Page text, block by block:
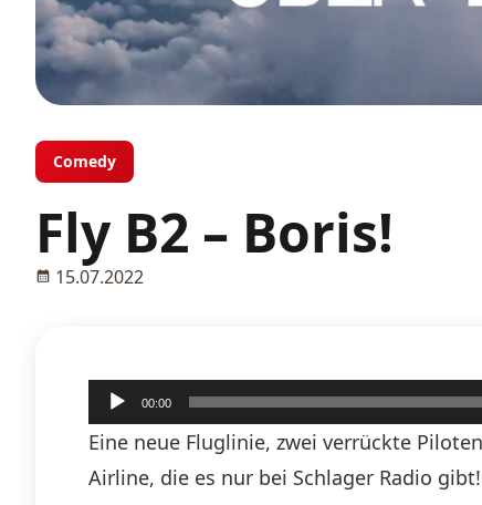
Comedy
Fly B2 – Boris!
15.07.2022
Audio-
Player
00:00
Eine neue Fluglinie, zwei verrückte
Airline, die es nur bei Schlager Radio